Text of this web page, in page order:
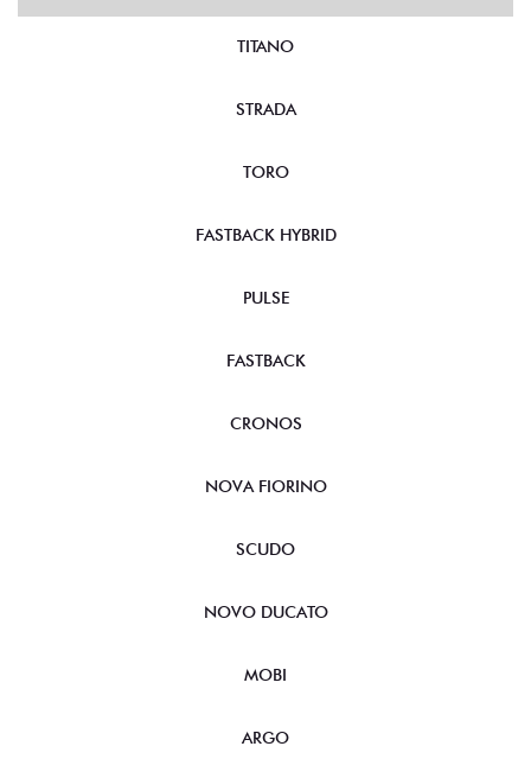
TITANO
STRADA
TORO
FASTBACK HYBRID
PULSE
FASTBACK
CRONOS
NOVA FIORINO
SCUDO
NOVO DUCATO
MOBI
ARGO